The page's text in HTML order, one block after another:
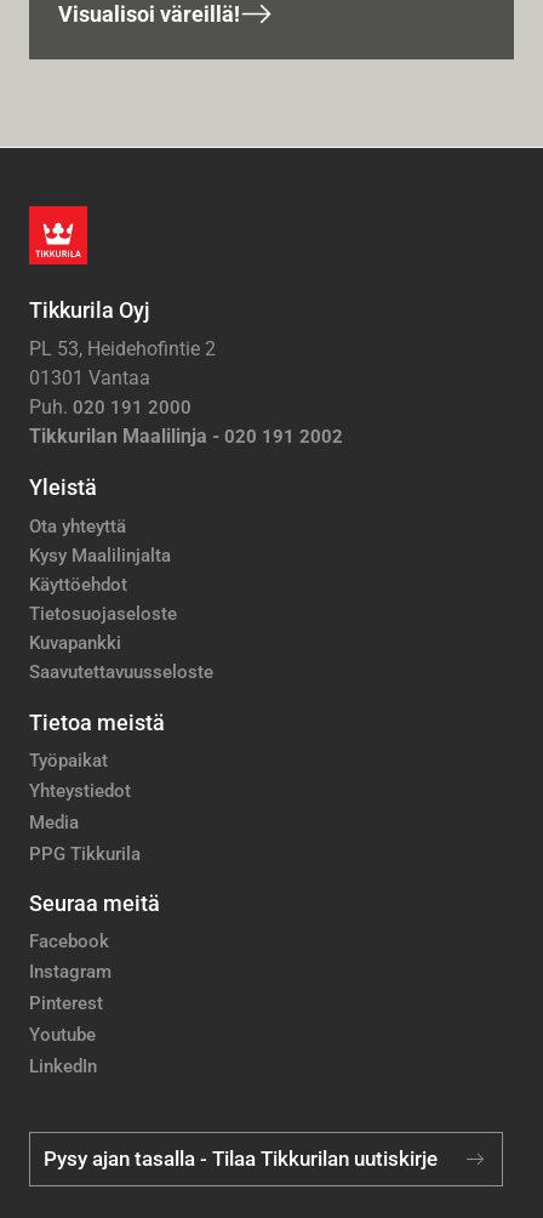
Visualisoi väreillä!
Tikkurila Oyj
PL 53, Heidehofintie 2
01301 Vantaa
Puh. 020 191 2000
Tikkurilan Maalilinja - 020 191 2002
Yleistä
Ota yhteyttä
Kysy Maalilinjalta
Käyttöehdot
Tietosuojaseloste
Kuvapankki
Saavutettavuusseloste
Tietoa meistä
Työpaikat
Yhteystiedot
Media
PPG Tikkurila
Seuraa meitä
Facebook
Instagram
Pinterest
Youtube
LinkedIn
Pysy ajan tasalla - Tilaa Tikkurilan uutiskirje